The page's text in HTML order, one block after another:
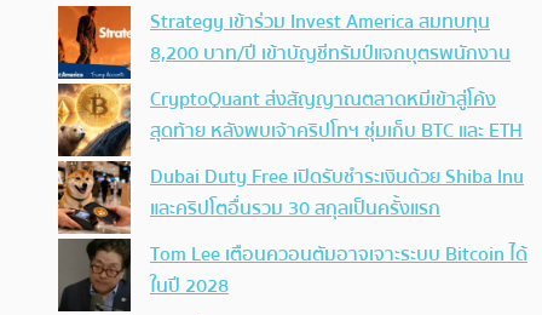
Strategy เข้าร่วม Invest America สมทบทุน
8,200 บาท/ปี เข้าบัญชีทรัมป์แจกบุตรพนักงาน
CryptoQuant ส่งสัญญาณตลาดหมีเข้าสู่โค้ง
สุดท้าย หลังพบเจ้าคริปโทฯ ซุ่มเก็บ BTC และ ETH
Dubai Duty Free เปิดรับชำระเงินด้วย Shiba Inu
และคริปโตอื่นรวม 30 สกุลเป็นครั้งแรก
Tom Lee เตือนควอนตัมอาจเจาะระบบ Bitcoin ได้
ในปี 2028